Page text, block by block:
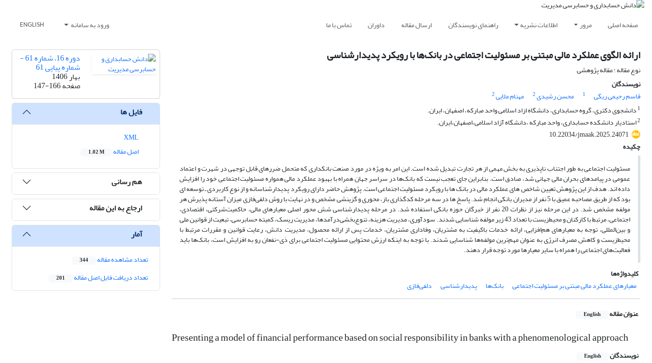
صفحه اصلی مرور اطلاعات نشریه راهنمای نویسندگان ارسال مقاله داوران تماس با ما ورود به سامانه ENGLISH
ارائه الگوی عملکرد مالی مبتنی بر مسئولیت اجتماعی در بانک‌ها با رویکرد پدیدارشناسی
نوع مقاله : مقاله پژوهشی
نویسندگان
قاسم رحیمی ریگی
1 محسن رشیدی2 مهنام ملایی2
1 دانشجوی دکتری، گروه حسابداری، دانشگاه ازاد اسلامی واحد مبارکه، اصفهان، ایران.
2استادیار دانشکده حسابداری، واحد مبارکه ،دانشگاه آزاد اسلامی،اصفهان،ایران.
10.22034/jmaak.2025.24071
چکیده
مسئولیت اجتماعی به طور اجتناب ناپذیری به بخش مهمی از هر تجارت تبدیل شده است. این امر به ویژه در مورد صنعت بانکداری که متحمل ضررهای قابل توجهی در شهرت و اعتماد
عمومی در پیامدهای بحران مالی جهانی شد، صادق است. بنابراین جای تعجب نیست که بانک‌ها در سراسر جهان همراه با بهبود عملکرد مالی همواره مسئولیت اجتماعی خود را افزایش
داده اند. هدف از این پژوهش تعیین شاخص های عملکرد مالی در بانک ها با رویکرد مسئولیت اجتماعی است. پژوهش حاضر دارای رویکرد پدیدارشناسانه و از نوع کاربردی ـ توسعه‌ ای
بود که از طریق مصاحبه عمیق با 5 نفر از مدیران بانکی انجام شد. پاسخ ها در سه مرحله کدگذاری باز، محوری و گزینشی مشخص و در نهایت با روش دلفی‌فازی میزان آستانه پذیرش هر
مولفه مشخص شد. در این مرحله نیز از نظرات 20 نفر از خبرگان حوزه بانکی استفاده شد. در مرحله پدیدارشناسی شش محور اصلی معیارهای مالی، حاکمیت‌شرکتی، اقتصادی،
اجتماعی، مرتبط با کارکنان و محیط‌زیست با تعداد 43 زیر مولفه شناسایی شدند. سودآوری، مدیریت هزینه، تنوع‌بخشی‌درآمدها، مدیریت ریسک، کمیته حسابرسی، تبعیت از قوانین ملی
و بین‌المللی، توجه به معیارهای هم‌افزایی، ارائه خدمات باکیفیت به مشتریان، وفاداری مشتریان، خدمات پس از ارائه محصول، مدیریت دانش، رعایت قوانین و مقررات مرتبط با
محیط‌زیست و کاهش مصرف انرژی به عنوان مهم‌ترین مولفه‌ها شناسایی شدند. با توجه به اینکه ارزش محتوایی مسئولیت اجتماعی برای ذی-نفعان رو به افزایش است، بانک‌ها باید
فعالیت‌های اجتماعی را همراه با سایر معیارها مورد توجه قرار دهند.
کلیدواژه‌ها
معیارهای عملکرد مالی مبتنی بر مسئولیت اجتماعی
بانک‌ها پدیدارشناسی دلفی‌فازی
عنوان مقاله English
Presenting a model of financial performance based on social responsibility in banks with a phenomenological approach
نویسندگان English
دوره 16، شماره 61 -
شماره پیاپی 61
بهار 1406
صفحه147-166
فایل ها
اصل مقاله
1.02 M
هم رسانی
ارجاع به این مقاله
آمار
تعداد مشاهده مقاله 344
تعداد دریافت فایل اصل مقاله 201